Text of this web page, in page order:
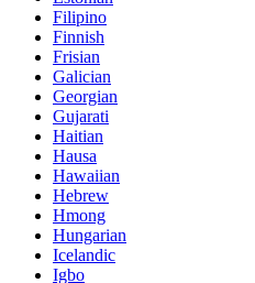
Filipino
Finnish
Frisian
Galician
Georgian
Gujarati
Haitian
Hausa
Hawaiian
Hebrew
Hmong
Hungarian
Icelandic
Igbo